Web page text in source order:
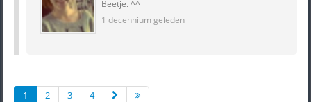
Beetje. ^^
1 decennium geleden
1 2 3 4